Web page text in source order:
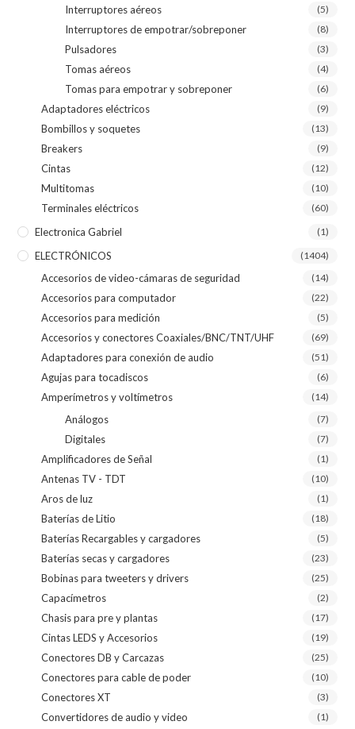
Interruptores aéreos (5)
Interruptores de empotrar/sobreponer (8)
Pulsadores (3)
Tomas aéreos (4)
Tomas para empotrar y sobreponer (6)
Adaptadores eléctricos (9)
Bombillos y soquetes (13)
Breakers (9)
Cintas (12)
Multitomas (10)
Terminales eléctricos (60)
Electronica Gabriel (1)
ELECTRÓNICOS (1404)
Accesorios de video-cámaras de seguridad (14)
Accesorios para computador (22)
Accesorios para medición (5)
Accesorios y conectores Coaxiales/BNC/TNT/UHF (69)
Adaptadores para conexión de audio (51)
Agujas para tocadiscos (6)
Amperímetros y voltímetros (14)
Análogos (7)
Digitales (7)
Amplificadores de Señal (1)
Antenas TV - TDT (10)
Aros de luz (1)
Baterías de Litio (18)
Baterías Recargables y cargadores (5)
Baterías secas y cargadores (23)
Bobinas para tweeters y drivers (25)
Capacímetros (2)
Chasis para pre y plantas (17)
Cintas LEDS y Accesorios (19)
Conectores DB y Carcazas (25)
Conectores para cable de poder (10)
Conectores XT (3)
Convertidores de audio y video (1)